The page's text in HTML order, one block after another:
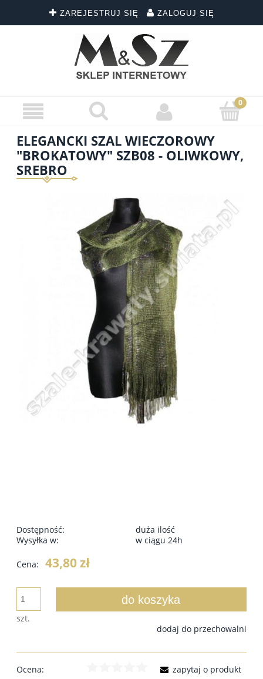
ZAREJESTRUJ SIĘ ZALOGUJ SIĘ
ELEGANCKI SZAL WIECZOROWY
"BROKATOWY" SZB08 - OLIWKOWY,
SREBRO
Dostępność:
duża ilość
Wysyłka w:
w ciągu 24h
Cena: 43,80 zł
szt.
do koszyka
dodaj do przechowalni
Ocena:
zapytaj o produkt